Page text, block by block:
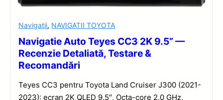
Navigatii, NAVIGATII TOYOTA
Navigatie Auto Teyes CC3 2K 9.5” —
Recenzie Detaliată, Testare &
Recomandări
Teyes CC3 pentru Toyota Land Cruiser J300 (2021-
2023): ecran 2K QLED 9.5″, Octa-core 2.0 GHz,